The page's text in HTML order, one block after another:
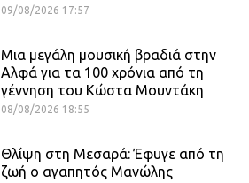
09/08/2026 17:57
Μια μεγάλη μουσική βραδιά στην
Αλφά για τα 100 χρόνια από τη
γέννηση του Κώστα Μουντάκη
08/08/2026 18:55
Θλίψη στη Μεσαρά: Έφυγε από τη
ζωή ο αγαπητός Μανώλης